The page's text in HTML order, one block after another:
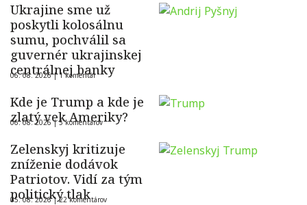
Ukrajine sme už
poskytli kolosálnu
sumu, pochválil sa
guvernér ukrajinskej
centrálnej banky
06. 08. 2026 |1 komentár
Kde je Trump a kde je
zlatý vek Ameriky?
06. 08. 2026 |5 komentárov
Zelenskyj kritizuje
zníženie dodávok
Patriotov. Vidí za tým
politický tlak
05. 08. 2026 |22 komentárov